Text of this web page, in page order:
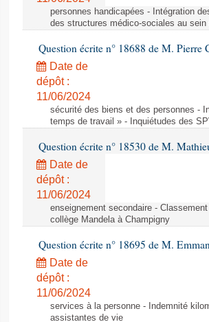
personnes handicapées - Intégration
des structures médico-sociales au sein
Question écrite n° 18688 de M. Pierre
Date de
dépôt :
11/06/2024
sécurité des biens et des personnes -
temps de travail » - Inquiétudes des
Question écrite n° 18530 de M.
Date de
dépôt :
11/06/2024
enseignement secondaire -
collège Mandela à Champigny
Question écrite n° 18695 de M.
Date de
dépôt :
11/06/2024
services à la personne - Indemnité
assistantes de vie